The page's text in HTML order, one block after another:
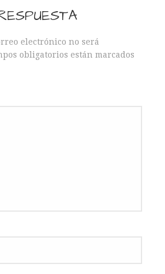
electrónico no será
obligatorios están marcados